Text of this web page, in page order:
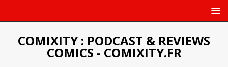
COMIXITY : PODCAST & REVIEWS
COMICS - COMIXITY.FR